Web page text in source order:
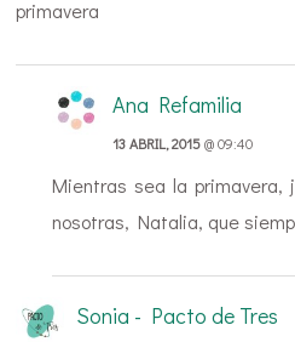
primavera
Ana Refamilia
13 ABRIL, 2015@ 09:40
Mientras sea la primavera,
nosotras, Natalia, que
Sonia - Pacto de Tres